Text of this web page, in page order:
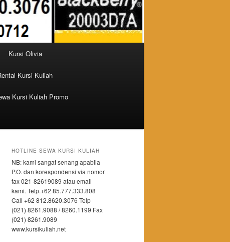
Kursi Olivia
Kursi Kuliah
Kursi Kuliah Promo
HOTLINE SEWA KURSI KULIAH
NB: kami sangat senang apabila
P.O. dan korespondensi via nomor
fax 021-82619089 atau email
kami. Telp.+62 85.777.333.808
Call +62 812.8620.3076 Telp
(021) 8261.9088 / 8260.1199 Fax
(021) 8261.9089
www.kursikuliah.net